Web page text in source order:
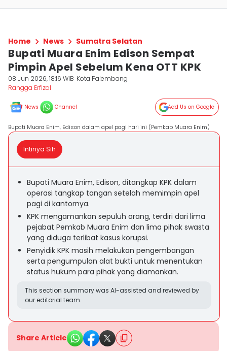
Home News Sumatra Selatan
Bupati Muara Enim Edison Sempat
Pimpin Apel Sebelum Kena OTT KPK
08 Jun 2026, 18:16 WIB Kota Palembang
Rangga Erfizal
News Channel Add Us on Google
Bupati Muara Enim, Edison dalam apel pagi hari ini (Pemkab Muara Enim)
Intinya Sih
Bupati Muara Enim, Edison, ditangkap KPK dalam
operasi tangkap tangan setelah memimpin apel
pagi di kantornya.
KPK mengamankan sepuluh orang, terdiri dari lima
pejabat Pemkab Muara Enim dan lima pihak swasta
yang diduga terlibat kasus korupsi.
Penyidik KPK masih melakukan pengembangan
serta pengumpulan alat bukti untuk menentukan
status hukum para pihak yang diamankan.
This section summary was AI-assisted and reviewed by
our editorial team.
Share Article